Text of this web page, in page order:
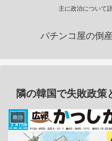
主に政治について
パチンコ屋の倒
隣の韓国で失敗政策
政治